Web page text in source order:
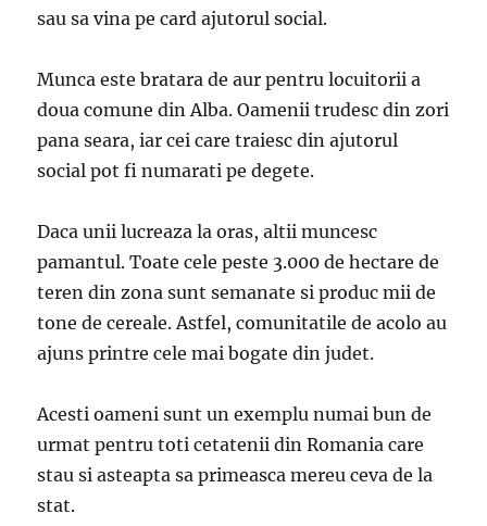
sau sa vina pe card ajutorul social.
Munca este bratara de aur pentru locuitorii a
doua comune din Alba. Oamenii trudesc din zori
pana seara, iar cei care traiesc din ajutorul
social pot fi numarati pe degete.
Daca unii lucreaza la oras, altii muncesc
pamantul. Toate cele peste 3.000 de hectare de
teren din zona sunt semanate si produc mii de
tone de cereale. Astfel, comunitatile de acolo au
ajuns printre cele mai bogate din judet.
Acesti oameni sunt un exemplu numai bun de
urmat pentru toti cetatenii din Romania care
stau si asteapta sa primeasca mereu ceva de la
stat.